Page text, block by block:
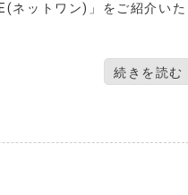
ネットワン)」をご紹介いた
続きを読む